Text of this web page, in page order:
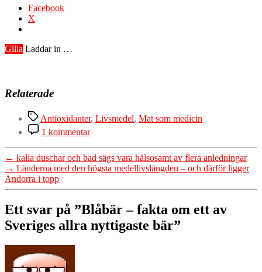
Facebook
X
Gilla Laddar in …
Relaterade
Etiketter
Antioxidanter, Livsmedel, Mat som medicin
1 kommentartill
Blåbär
–
fakta
om
av
Sveriges
allra
nyttigaste
bär
← kalla duschar och bad sägs vara hälsosamt av flera anledningar
→ Länderna med den högsta medellivslängden – och därför ligger
Andorra i topp
Ett svar på ”Blåbär – fakta om ett av
Sveriges allra nyttigaste bär”